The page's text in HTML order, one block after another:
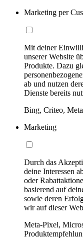
Marketing per
Mit deiner
unserer Website
Produkte. Dazu
ab und nutzen
Dienste bereits
Bing, Criteo,
Marketing
Durch das
deine Interessen
oder
basierend auf
sowie deren
wir auf dieser
Meta-Pixel,